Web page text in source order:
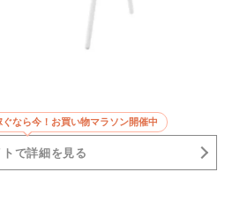
なら今！お買い物マラソン開催中
トで詳細を見る